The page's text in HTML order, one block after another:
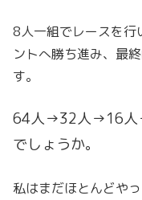
8人一組でレースを行
ントへ勝ち進み、最
す。
64人→32人→16人
でしょうか。
私はまだほとんどや